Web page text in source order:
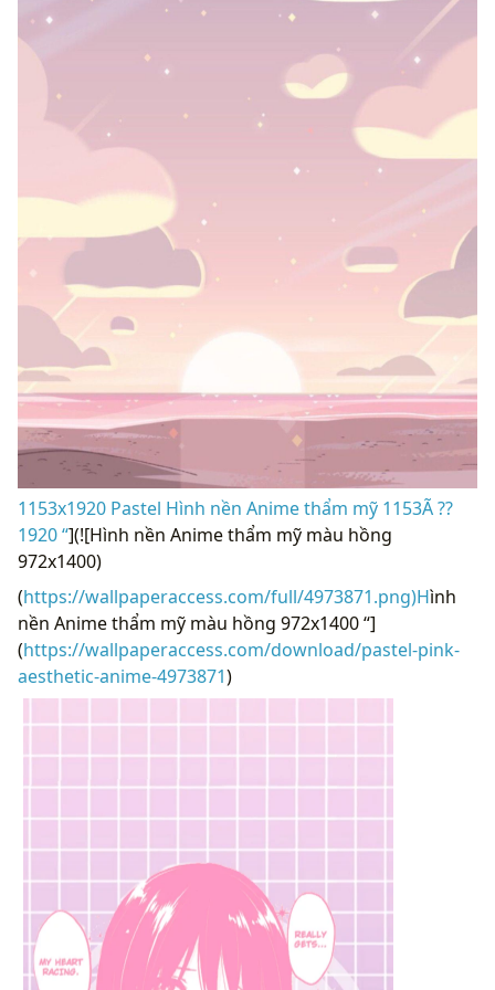
1153x1920 Pastel Hình nền Anime thẩm mỹ 1153Ã ??
1920 “](![Hình nền Anime thẩm mỹ màu hồng
972x1400)
(https://wallpaperaccess.com/full/4973871.png)Hình
nền Anime thẩm mỹ màu hồng 972x1400 “]
(https://wallpaperaccess.com/download/pastel-pink-
aesthetic-anime-4973871)